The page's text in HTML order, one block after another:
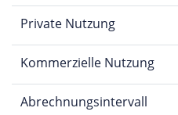
Private Nutzung
Kommerzielle Nutzung
Abrechnungsintervall